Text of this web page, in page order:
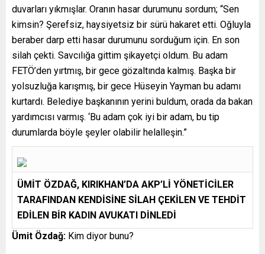
duvarları yıkmışlar. Oranın hasar durumunu sordum; “Sen
kimsin? Şerefsiz, haysiyetsiz bir sürü hakaret etti. Oğluyla
beraber darp etti hasar durumunu sorduğum için. En son
silah çekti. Savcılığa gittim şikayetçi oldum. Bu adam
FETÖ’den yırtmış, bir gece gözaltında kalmış. Başka bir
yolsuzluğa karışmış, bir gece Hüseyin Yayman bu adamı
kurtardı. Belediye başkanının yerini buldum, orada da bakan
yardımcısı varmış. ‘Bu adam çok iyi bir adam, bu tip
durumlarda böyle şeyler olabilir helalleşin.”
ÜMİT ÖZDAĞ, KIRIKHAN’DA AKP’Lİ YÖNETİCİLER
TARAFINDAN KENDİSİNE SİLAH ÇEKİLEN VE TEHDİT
EDİLEN BİR KADIN AVUKATI DİNLEDİ
Ümit Özdağ: Kim diyor bunu?